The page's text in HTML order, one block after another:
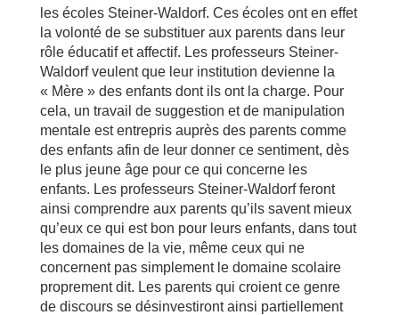
les écoles Steiner-Waldorf. Ces écoles ont en effet
la volonté de se substituer aux parents dans leur
rôle éducatif et affectif. Les professeurs Steiner-
Waldorf veulent que leur institution devienne la
« Mère » des enfants dont ils ont la charge. Pour
cela, un travail de suggestion et de manipulation
mentale est entrepris auprès des parents comme
des enfants afin de leur donner ce sentiment, dès
le plus jeune âge pour ce qui concerne les
enfants. Les professeurs Steiner-Waldorf feront
ainsi comprendre aux parents qu’ils savent mieux
qu’eux ce qui est bon pour leurs enfants, dans tout
les domaines de la vie, même ceux qui ne
concernent pas simplement le domaine scolaire
proprement dit. Les parents qui croient ce genre
de discours se désinvestiront ainsi partiellement